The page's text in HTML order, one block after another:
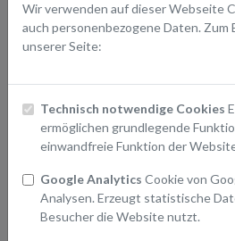
Wir verwenden auf dieser Webseite
auch personenbezogene Daten. Zum
unserer Seite:
Technisch notwendige Cookies
ermöglichen grundlegende
einwandfreie Funktion der
Google Analytics Cookie von
Analysen. Erzeugt statistische
Besucher die Website nutzt.